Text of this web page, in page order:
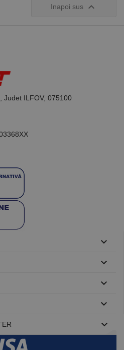
Inapoi sus 
Judet ILFOV, 075100




